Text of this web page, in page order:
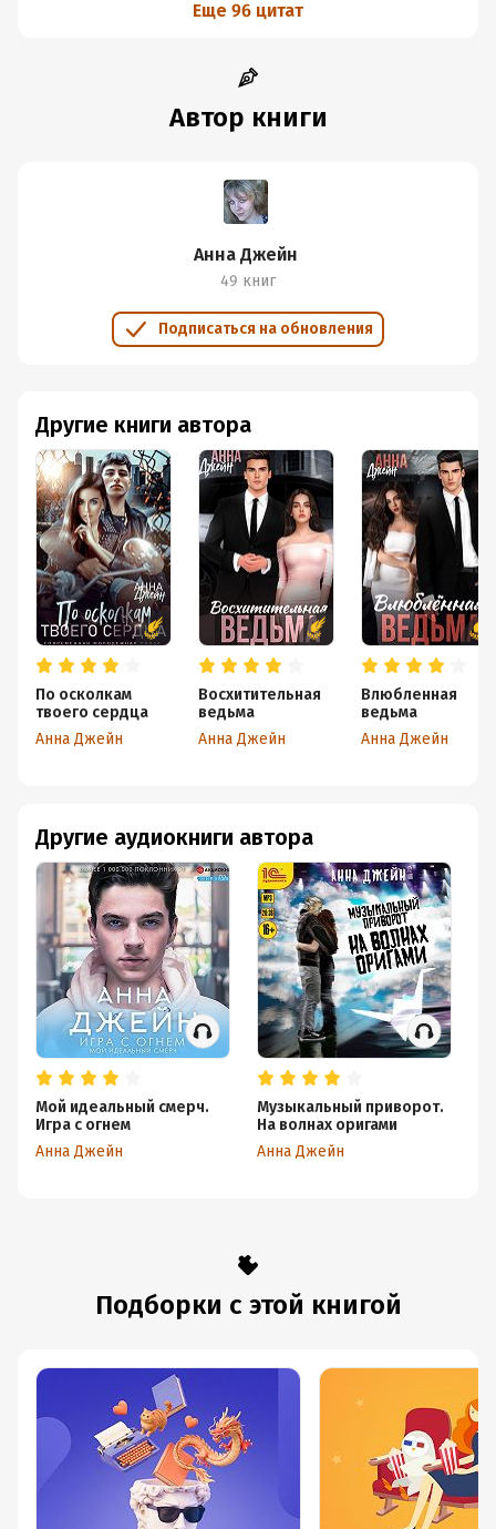
Да, я не стану отрицать, что сюжет несколько
неправдоподобен, но читается легко, даже
переживаешь немножко за Полину и Диму. Я дочитаю
Еще 96 цитат
Автор книги
Анна Джейн
49 книг
Подписаться на обновления
Другие книги автора
По осколкам
твоего сердца
Анна Джейн
Восхитительная
ведьма
Анна Джейн
Влюбленная
ведьма
Анна Джейн
Другие аудиокниги автора
Мой идеальный смерч.
Игра с огнем
Анна Джейн
Музыкальный приворот.
На волнах оригами
Анна Джейн
Подборки с этой книгой